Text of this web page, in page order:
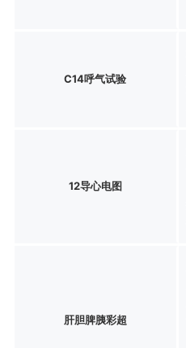
C14呼气试验
12导心电图
肝胆脾胰彩超